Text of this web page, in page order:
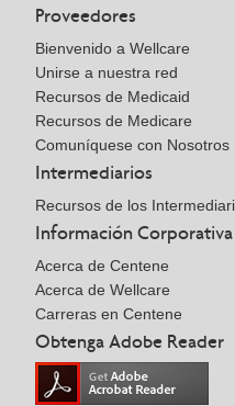
Proveedores
Bienvenido a Wellcare
Unirse a nuestra red
Recursos de Medicaid
Recursos de Medicare
Comuníquese con Nosotros
Intermediarios
Recursos de los
Información Corporativa
Acerca de Centene
Acerca de Wellcare
Carreras en Centene
Obtenga Adobe Reader